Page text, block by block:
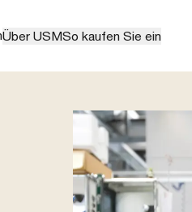
Über USMSo kaufen Sie ein